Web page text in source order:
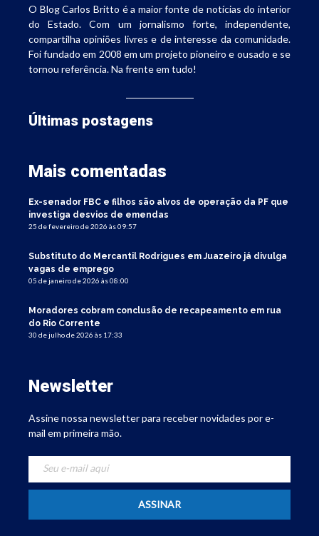
O Blog Carlos Britto é a maior fonte de notícias do interior
do Estado. Com um jornalismo forte, independente,
compartilha opiniões livres e de interesse da comunidade.
Foi fundado em 2008 em um projeto pioneiro e ousado e se
tornou referência. Na frente em tudo!
Últimas postagens
Mais comentadas
Ex-senador FBC e filhos são alvos de operação da PF que
investiga desvios de emendas
25 de fevereiro de 2026 às 09:57
Substituto do Mercantil Rodrigues em Juazeiro já divulga
vagas de emprego
05 de janeiro de 2026 às 08:00
Moradores cobram conclusão de recapeamento em rua
do Rio Corrente
30 de julho de 2026 às 17:33
Newsletter
Assine nossa newsletter para receber novidades por e-
mail em primeira mão.